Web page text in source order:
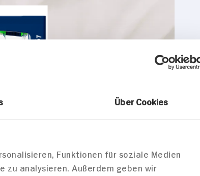
Über Cookies
Funktionen für soziale Medien
zu analysieren. Außerdem geben wir
Pitanga 0, Nix